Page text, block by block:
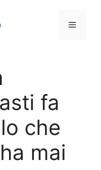
Menu
fa
che
mai